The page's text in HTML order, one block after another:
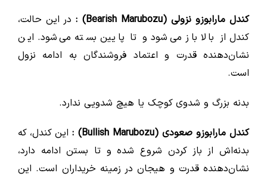
کندل مارابوزو نزولی (Bearish Marubozu) :
در این حالت،
کندل از بالا باز می‌شود و تا پایین بسته می‌شود. این
نشان‌دهنده قدرت و اعتماد فروشندگان به ادامه نزول
است.
بدنه بزرگ و شدوی کوچک یا هیچ شدویی ندارد.
کندل مارابوزو صعودی (Bullish Marubozu) :
این کندل، که
بدنه‌اش از باز کردن شروع شده و تا بستن ادامه دارد،
نشان‌دهنده قدرت و هیجان در زمینه خریداران است. این